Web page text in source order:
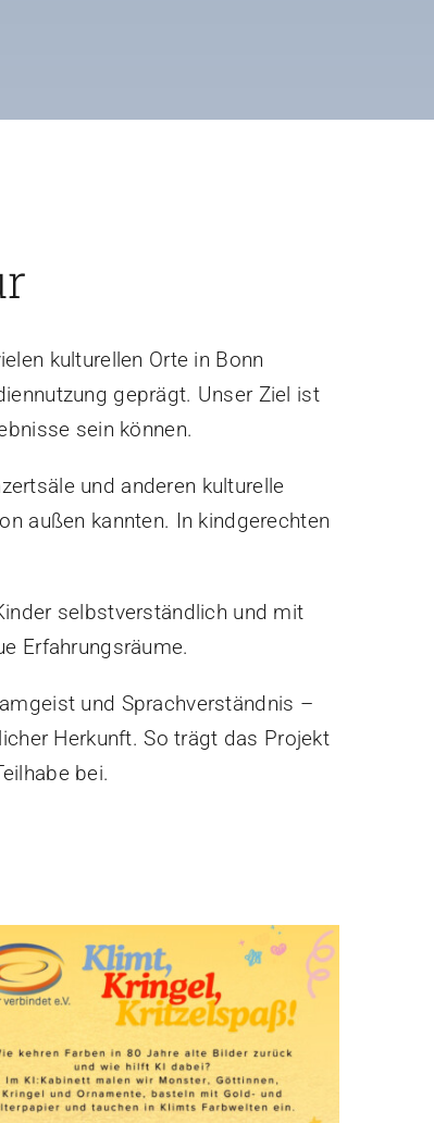
kulturellen Orte in Bonn
geprägt. Unser Ziel ist
sein können.
und anderen kulturelle
außen kannten. In kindgerechten
selbstverständlich und mit
Erfahrungsräume.
und Sprachverständnis –
Herkunft. So trägt das Projekt
bei.